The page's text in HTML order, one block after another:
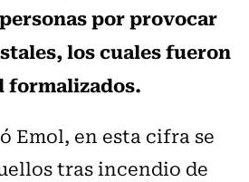
por provocar
los cuales fueron
formalizados.
Emol, en esta cifra se
tras incendio de